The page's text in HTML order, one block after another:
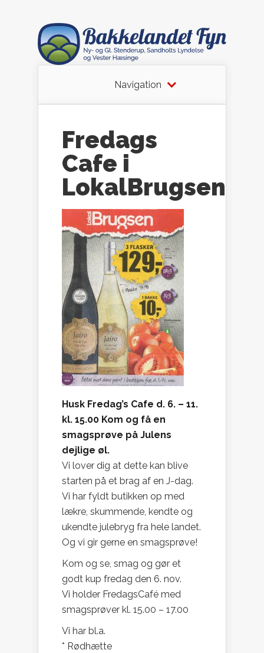
Navigation
Fredags
Cafe i
LokalBrugsen
Husk Fredag’s Cafe d. 6. – 11.
kl. 15.00 Kom og få en
smagsprøve på Julens
dejlige øl.
Vi lover dig at dette kan blive
starten på et brag af en J-dag.
Vi har fyldt butikken op med
lækre, skummende, kendte og
ukendte julebryg fra hele landet.
Og vi gir gerne en smagsprøve!
Kom og se, smag og gør et
godt kup fredag den 6. nov.
Vi holder FredagsCafé med
smagsprøver kl. 15.00 – 17.00
Vi har bl.a.
* Rødhætte